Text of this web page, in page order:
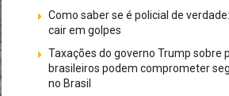
Como saber se é policial de
cair em golpes
Taxações do governo Trump sobre
brasileiros podem comprometer
no Brasil